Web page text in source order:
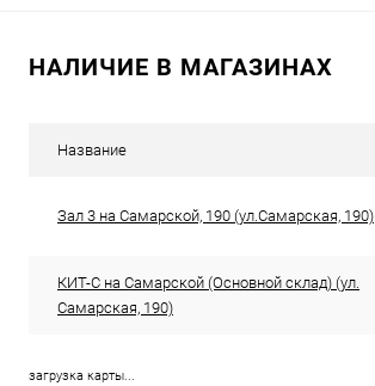
НАЛИЧИЕ В МАГАЗИНАХ
Название
Зал 3 на Самарской, 190 (ул.Самарская, 190)
КИТ-С на Самарской (Основной склад) (ул.
Самарская, 190)
загрузка карты...